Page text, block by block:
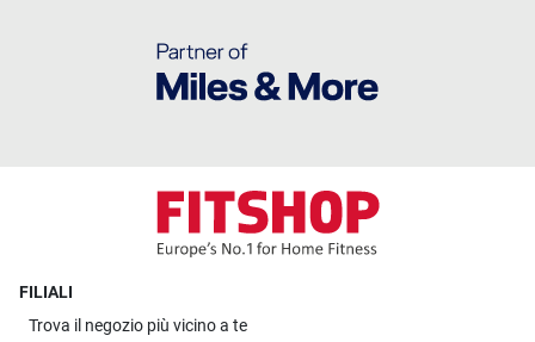
FILIALI
Trova il negozio più vicino a te